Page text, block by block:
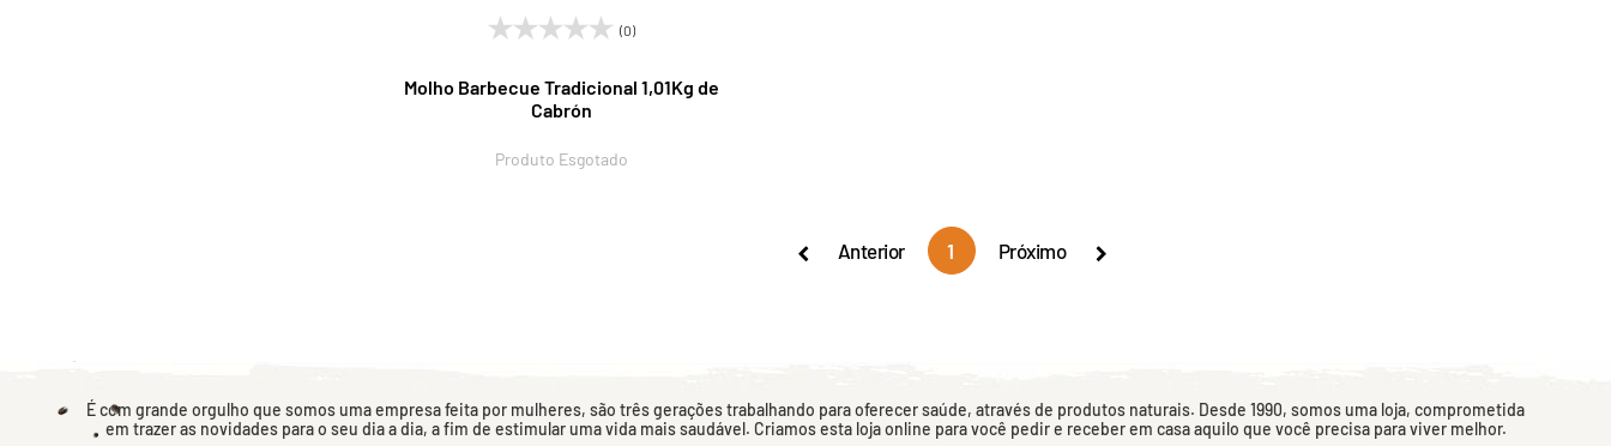
(0)
Molho Barbecue Tradicional 1,01Kg de
Cabrón
Produto Esgotado
Anterior 1 Próximo
É com grande orgulho que somos uma empresa feita por mulheres, são três gerações trabalhando para oferecer saúde, através de produtos naturais. Desde 1990, somos uma loja, comprometida
em trazer as novidades para o seu dia a dia, a fim de estimular uma vida mais saudável. Criamos esta loja online para você pedir e receber em casa aquilo que você precisa para viver melhor.